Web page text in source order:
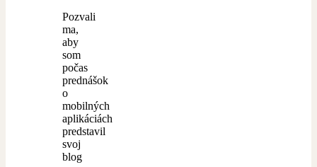
Pozvali
ma,
aby
som
počas
prednášok
o
mobilných
aplikáciách
predstavil
svoj
blog